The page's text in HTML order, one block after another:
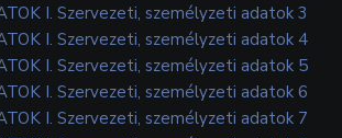
I. Szervezeti, személyzeti adatok 3
I. Szervezeti, személyzeti adatok 4
I. Szervezeti, személyzeti adatok 5
I. Szervezeti, személyzeti adatok 6
I. Szervezeti, személyzeti adatok 7